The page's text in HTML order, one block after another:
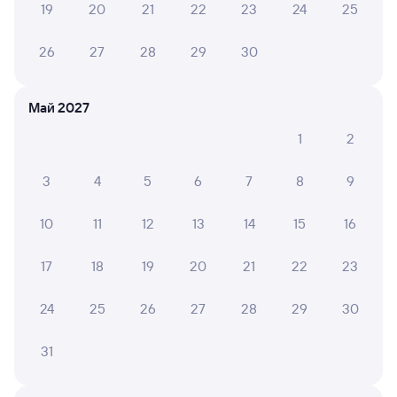
6 причин купить ж/д билеты
Онлайн-возврат билетов без очереди в кассу
Выбор любимых мест на схемах вагонов
Подробные ответы на вопросы о поездке или
покупке
СМС-сопровождение до посадки в поезд
на на 125 в плацкарт. Скажу честно , можно была бра...
19 20 21 22 23 24 25
26 27 28 29 30
Май 2027
1
2
3 4 5 6 7 8 9
10 11 12 13 14 15 16
17 18 19 20 21 22 23
24 25 26 27 28 29 30
31